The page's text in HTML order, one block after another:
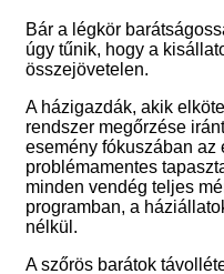
Bár a légkör
úgy tűnik, hogy a
összejövetelen.
A házigazdák, akik
rendszer megőrzése
esemény fókuszában az
problémamentes
minden vendég teljes
programban, a
nélkül.
A szőrös barátok